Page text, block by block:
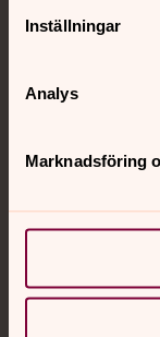
Inställningar
Analys
Marknadsföring
Jourhavande
med en präst på
Chatt
Digitalt brev
Svenska